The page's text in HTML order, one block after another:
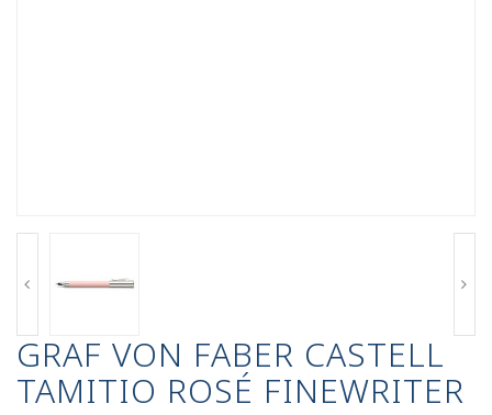
GRAF VON FABER CASTELL
TAMITIO ROSÉ FINEWRITER